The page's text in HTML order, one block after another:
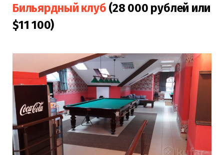
Бильярдный клуб (28 000 рублей или
$11 100)